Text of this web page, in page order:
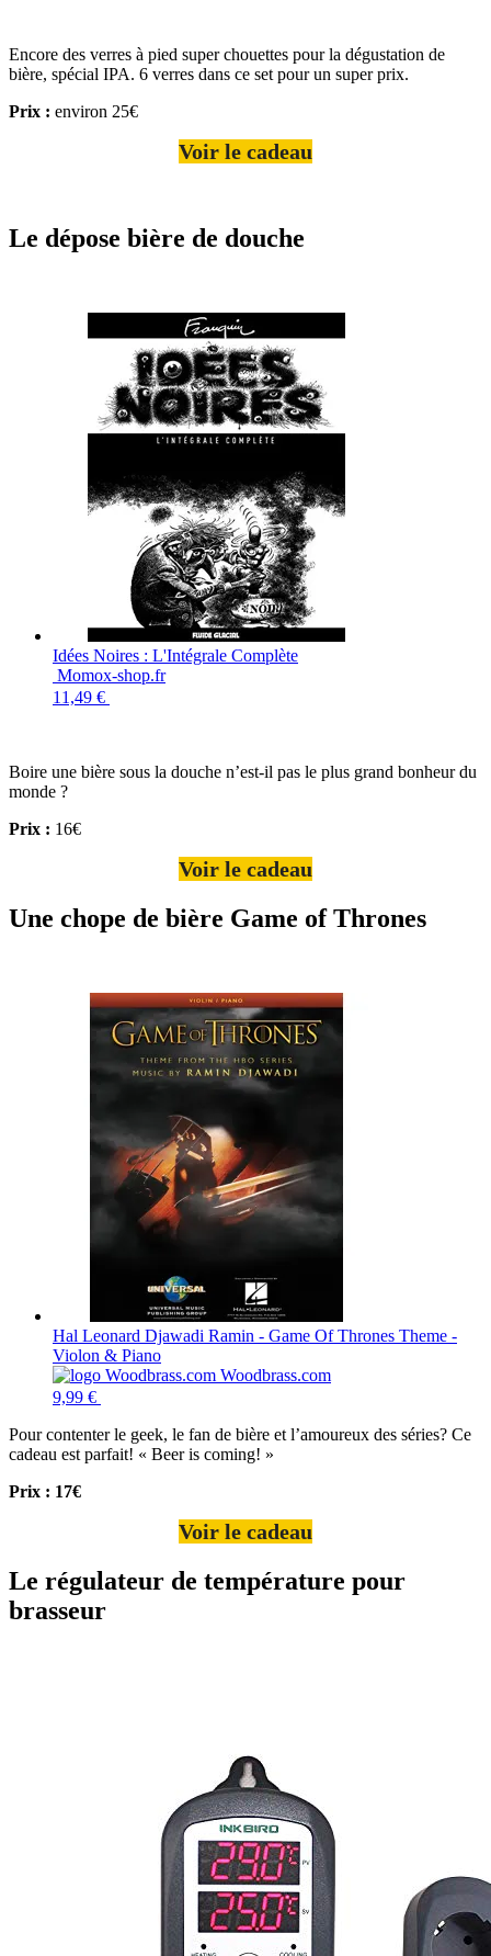
Encore des verres à pied super chouettes pour la dégustation de
bière, spécial IPA. 6 verres dans ce set pour un super prix.
Prix : environ 25€
Voir le cadeau
Le dépose bière de douche
Idées Noires : L'Intégrale Complète
Momox-shop.fr
11,49 €
Boire une bière sous la douche n’est-il pas le plus grand bonheur du
monde ?
Prix : 16€
Voir le cadeau
Une chope de bière Game of Thrones
Hal Leonard Djawadi Ramin - Game Of Thrones Theme -
Violon & Piano
Woodbrass.com
9,99 €
Pour contenter le geek, le fan de bière et l’amoureux des séries? Ce
cadeau est parfait! « Beer is coming! »
Prix : 17€
Voir le cadeau
Le régulateur de température pour
brasseur